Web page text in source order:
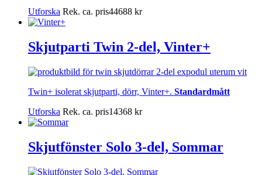
Utforska Rek. ca. pris44688 kr
Skjutparti Twin 2-del, Vinter+
Twin+ isolerat skjutparti, dörr, Vinter+. Standardmått
Utforska Rek. ca. pris14368 kr
Skjutfönster Solo 3-del, Sommar